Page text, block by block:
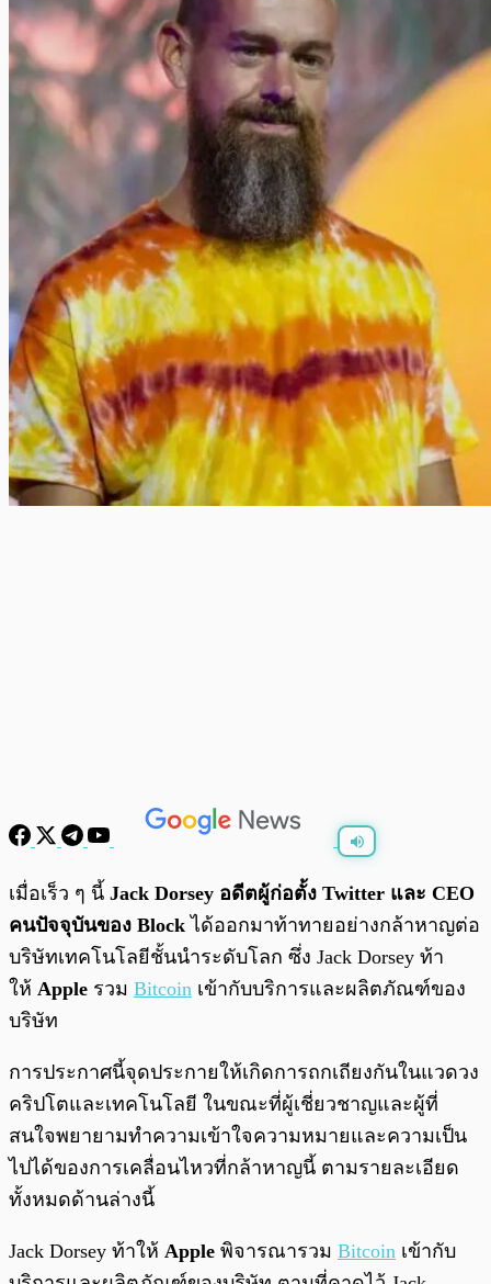
พร้อมเล่น
เมื่อเร็ว ๆ นี้ Jack Dorsey อดีตผู้ก่อตั้ง Twitter และ CEO
คนปัจจุบันของ Block ได้ออกมาท้าทายอย่างกล้าหาญต่อ
บริษัทเทคโนโลยีชั้นนำระดับโลก ซึ่ง Jack Dorsey ท้า
ให้ Apple รวม Bitcoin เข้ากับบริการและผลิตภัณฑ์ของ
บริษัท
การประกาศนี้จุดประกายให้เกิดการถกเถียงกันในแวดวง
คริปโตและเทคโนโลยี ในขณะที่ผู้เชี่ยวชาญและผู้ที่
สนใจพยายามทำความเข้าใจความหมายและความเป็น
ไปได้ของการเคลื่อนไหวที่กล้าหาญนี้ ตามรายละเอียด
ทั้งหมดด้านล่างนี้
Jack Dorsey ท้าให้ Apple พิจารณารวม Bitcoin เข้ากับ